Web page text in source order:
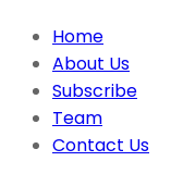
Home
About Us
Subscribe
Team
Contact Us